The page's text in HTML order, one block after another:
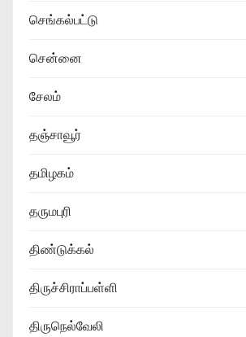
செங்கல்பட்டு
சென்னை
சேலம்
தஞ்சாவூர்
தமிழகம்
தருமபுரி
திண்டுக்கல்
திருச்சிராப்பள்ளி
திருநெல்வேலி